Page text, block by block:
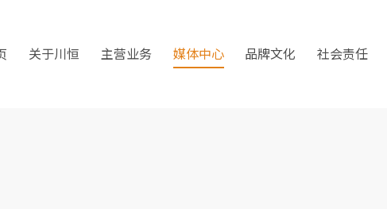
关于川恒 主营业务 媒体中心 品牌文化 社会责任